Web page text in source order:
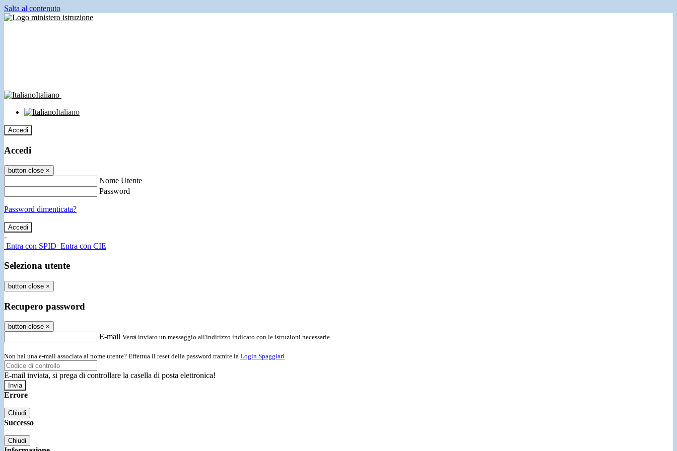
Salta al contenuto
Italiano
Italiano
Accedi
Accedi
button close ×
Nome Utente
Password
Password dimenticata?
-
Entra con SPID Entra con CIE
Seleziona utente
button close ×
Recupero password
button close ×
E-mail Verrà inviato un messaggio all'indirizzo indicato con le istruzioni necessarie.
Non hai una e-mail associata al nome utente? Effettua il reset della password tramite la Login Spaggiari
E-mail inviata, si prega di controllare la casella di posta elettronica!
Errore
Chiudi
Successo
Chiudi